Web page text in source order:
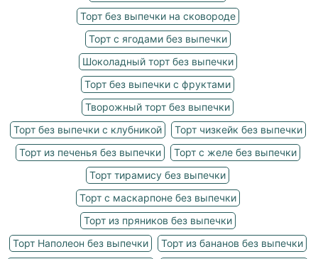
Торт без выпечки на сковороде
Торт с ягодами без выпечки
Шоколадный торт без выпечки
Торт без выпечки с фруктами
Творожный торт без выпечки
Торт без выпечки с клубникой
Торт чизкейк без выпечки
Торт из печенья без выпечки
Торт с желе без выпечки
Торт тирамису без выпечки
Торт с маскарпоне без выпечки
Торт из пряников без выпечки
Торт Наполеон без выпечки
Торт из бананов без выпечки